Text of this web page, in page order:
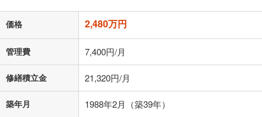
「金利」については、ご利用を予定されている金融機関等にご確認の
上、ご自身での入力をお願いいたします。初期設定で自動入力されてい
済方法「元利均等返済」にて算出しております。入力された金利を35年
適用した場合の計算結果を表示しています。
その他月額費用や、初期費用がかかります。ご注意ください。実際にお
借り入れの際は各金融機関等に、必ずご自身でご確認をお願いいたしま
す。
条件によってお借り入れができないことがあります。
価格 2,480万円
管理費 7,400円/月
修繕積立金 21,320円/月
築年月 1988年2月（築39年）